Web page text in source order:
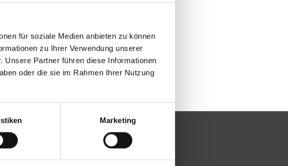
für soziale Medien anbieten zu können
zu Ihrer Verwendung unserer
Unsere Partner führen diese Informationen
oder die sie im Rahmen Ihrer Nutzung
Marketing
Zur